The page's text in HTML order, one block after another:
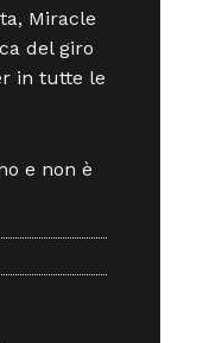
Miracle
del giro
in tutte le
e non è